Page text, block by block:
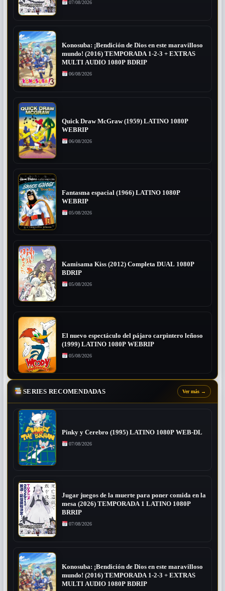
07/08/2026
Konosuba: ¡Bendición de Dios en este maravilloso
mundo! (2016) TEMPORADA 1-2-3 + EXTRAS
MULTI AUDIO 1080P BDRIP
06/08/2026
Quick Draw McGraw (1959) LATINO 1080P
WEBRIP
06/08/2026
Fantasma espacial (1966) LATINO 1080P
WEBRIP
05/08/2026
Kamisama Kiss (2012) Completa DUAL 1080P
BDRIP
05/08/2026
El nuevo espectáculo del pájaro carpintero leñoso
(1999) LATINO 1080P WEBRIP
05/08/2026
SERIES RECOMENDADAS Ver más →
Pinky y Cerebro (1995) LATINO 1080P WEB-DL
07/08/2026
Jugar juegos de la muerte para poner comida en la
mesa (2026) TEMPORADA 1 LATINO 1080P
BRRIP
07/08/2026
Konosuba: ¡Bendición de Dios en este maravilloso
mundo! (2016) TEMPORADA 1-2-3 + EXTRAS
MULTI AUDIO 1080P BDRIP